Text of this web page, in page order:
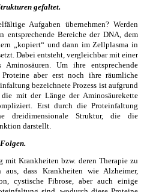
gefaltet.
Aufgaben übernehmen? Werden
entsprechende Bereiche der DNA, dem
„kopiert“ und dann im Zellplasma in
Dabei entsteht, vergleichbar mit einer
Um ihre entsprechende
aber erst noch ihre räumliche
bezeichnete Prozess ist aufgrund
mit der Länge der Aminosäurekette
Erst durch die Proteinfaltung
dreidimensionale Struktur, die die
darstellt.
mit Krankheiten bzw. deren Therapie zu
aus, dass Krankheiten wie Alzheimer,
cystische Fibrose, aber auch einige